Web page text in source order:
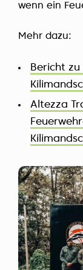
wenn ein
Mehr dazu:
Bericht zu
Altezza